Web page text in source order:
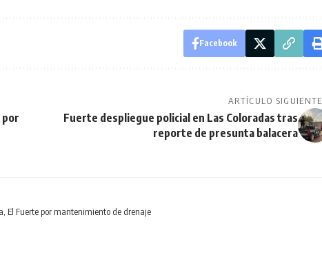
Facebook
por
ARTÍCULO SIGUIENTE
Fuerte despliegue policial en Las Coloradas tras
reporte de presunta balacera
El Fuerte por mantenimiento de drenaje